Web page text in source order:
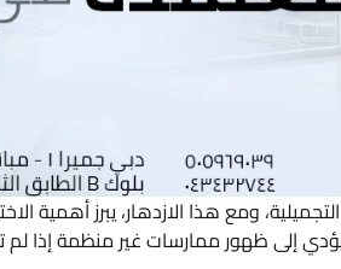
ومع هذا الازدهار، يبرز أهمية
إلى ظهور ممارسات غير منظمة إذا لم